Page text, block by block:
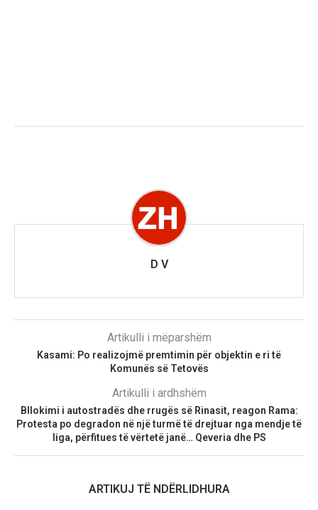
D V
Artikulli i mëparshëm
Kasami: Po realizojmë premtimin për objektin e ri të
Komunës së Tetovës
Artikulli i ardhshëm
Bllokimi i autostradës dhe rrugës së Rinasit, reagon Rama:
Protesta po degradon në një turmë të drejtuar nga mendje të
liga, përfitues të vërtetë janë… Qeveria dhe PS
ARTIKUJ TË NDËRLIDHURA